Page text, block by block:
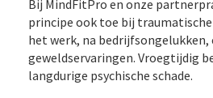
Bij MindFitPro en onze
principe ook toe bij
het werk, na
geweldservaringen. Vroegtijdig
langdurige psychische schade.